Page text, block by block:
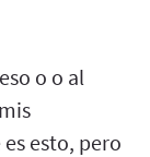
o o al
esto, pero